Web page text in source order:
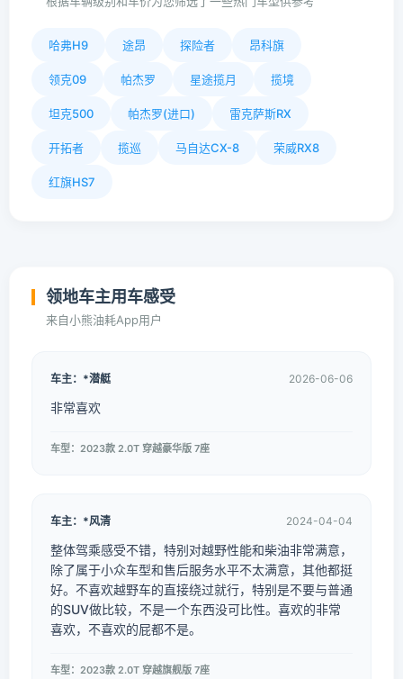
哈弗H9 途昂 探险者 昂科旗
领克09 帕杰罗 星途揽月 揽境
坦克500 帕杰罗(进口) 雷克萨斯RX
开拓者 揽巡 马自达CX-8 荣威RX8
红旗HS7
领地车主用车感受
来自小熊油耗App用户
车主：*潜艇 2026-06-06
非常喜欢
车型：2023款 2.0T 穿越豪华版 7座
车主：*风清 2024-04-04
整体驾乘感受不错，特别对越野性能和柴油非常满意，
除了属于小众车型和售后服务水平不太满意，其他都挺
好。不喜欢越野车的直接绕过就行，特别是不要与普通
的SUV做比较，不是一个东西没可比性。喜欢的非常
喜欢，不喜欢的屁都不是。
车型：2023款 2.0T 穿越旗舰版 7座